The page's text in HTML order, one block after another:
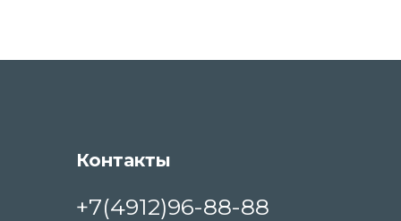
Контакты
+7(4912)96-88-88